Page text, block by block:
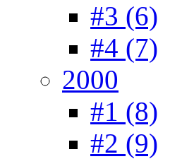
#3 (6)
#4 (7)
2000
#1 (8)
#2 (9)